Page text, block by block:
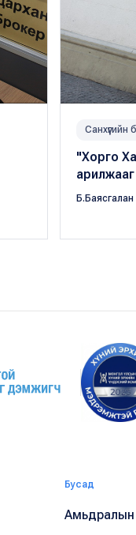
"Хорго
Б.Баясгалан
Бусад
Амьдралын